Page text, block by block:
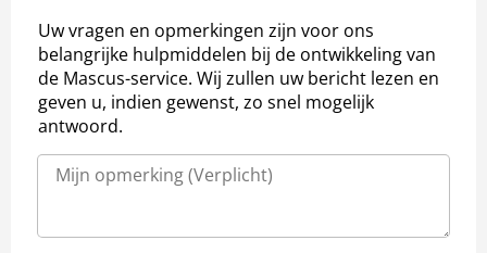
Uw vragen en opmerkingen zijn voor ons
belangrijke hulpmiddelen bij de ontwikkeling van
de Mascus-service. Wij zullen uw bericht lezen en
geven u, indien gewenst, zo snel mogelijk
antwoord.